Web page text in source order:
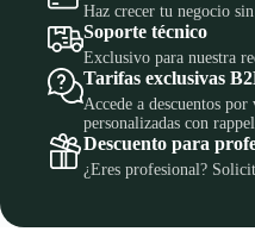
Haz crecer tu negocio
Soporte técnico
Exclusivo para nuestra
Tarifas exclusivas
Accede a descuentos
personalizadas con rappel.
Descuento para
¿Eres profesional?